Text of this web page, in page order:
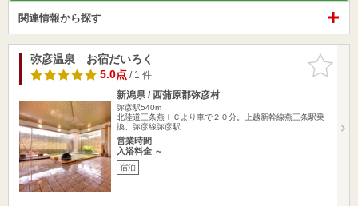
関連情報から探す
お気に入
りに追加
弥彦温泉 お宿だいろく
5.0点/ 1 件
新潟県 / 西蒲原郡弥彦村
弥彦駅540m
北陸道三条燕ＩＣより車で２０分。上越新幹線燕三条駅乗
換、弥彦線弥彦駅…
営業時間
入浴料金 ～
宿泊